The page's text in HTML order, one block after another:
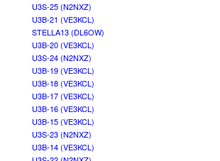
U3S-25 (N2NXZ)
U3B-21 (VE3KCL)
STELLA13 (DL6OW)
U3B-20 (VE3KCL)
U3S-24 (N2NXZ)
U3B-19 (VE3KCL)
U3B-18 (VE3KCL)
U3B-17 (VE3KCL)
U3B-16 (VE3KCL)
U3B-15 (VE3KCL)
U3S-23 (N2NXZ)
U3B-14 (VE3KCL)